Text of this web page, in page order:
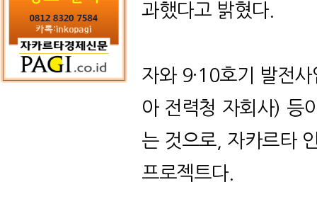
과했다고 밝혔다.
자와 9·10호기 발전
아 전력청 자회사) 등
는 것으로, 자카르타
프로젝트다.